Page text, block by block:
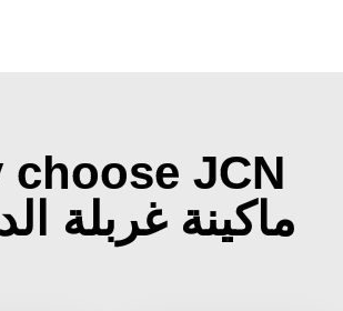
choose JCN
ماكينة غربلة